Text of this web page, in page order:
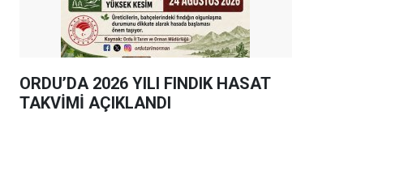
ORDU’DA 2026 YILI FINDIK HASAT
TAKVİMİ AÇIKLANDI